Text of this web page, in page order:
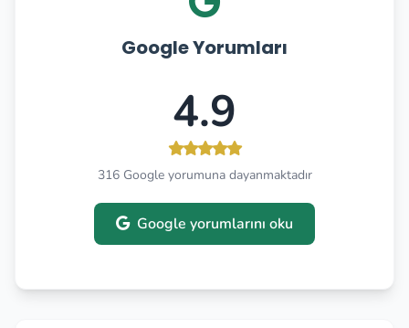
Google Yorumları
4.9
316 Google yorumuna dayanmaktadır
Google yorumlarını oku